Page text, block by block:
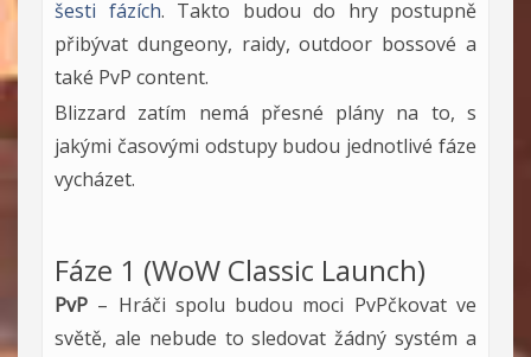
šesti fázích. Takto budou do hry postupně
přibývat dungeony, raidy, outdoor bossové a
také PvP content.
Blizzard zatím nemá přesné plány na to, s
jakými časovými odstupy budou jednotlivé fáze
vycházet.
Fáze 1 (WoW Classic Launch)
PvP – Hráči spolu budou moci PvPčkovat ve
světě, ale nebude to sledovat žádný systém a